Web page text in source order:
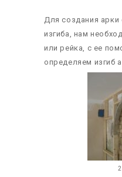
Для создания
изгиба, нам
или рейка, с ее
определяем изгиб